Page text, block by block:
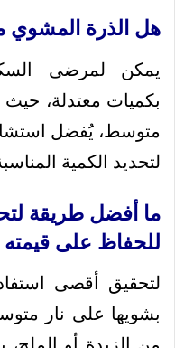
هل الذرة
يمكن لمرضى
بكميات معتدلة،
متوسط، يُفضل
لتحديد الكمية
ما أفضل طريقة
للحفاظ على قيمته
لتحقيق أقصى
بشويها على نار